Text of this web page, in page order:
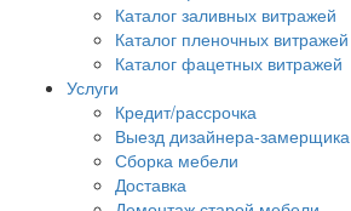
Каталог заливных витражей
Каталог пленочных витражей
Каталог фацетных витражей
Услуги
Кредит/рассрочка
Выезд дизайнера-замерщика
Сборка мебели
Доставка